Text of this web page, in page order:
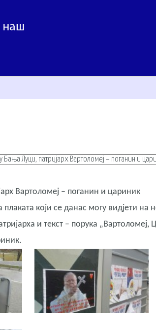
Вартоломеј – поганин и цариник
плаката који се данас могу видјети
и текст – порука „Вартоломеј,